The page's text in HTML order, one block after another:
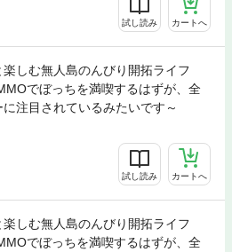
試し読み カートへ
楽しむ無人島のんびり開拓ライフ
でぼっちを満喫するはずが、全
に注目されているみたいです～
試し読み カートへ
楽しむ無人島のんびり開拓ライフ
でぼっちを満喫するはずが、全